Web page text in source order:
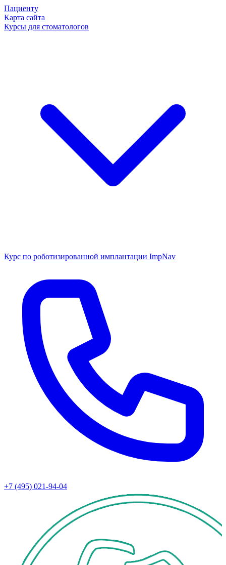
Пациенту
Карта сайта
Курсы для стоматологов
Курс по роботизированной имплантации ImpNav
+7 (495) 021-94-04